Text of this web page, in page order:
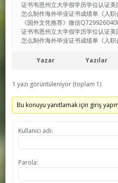
证书韦恩州立大学假学历学位认证美
怎么制作海外毕业证书成绩单《入职
《国外文凭推荐》微信
证书韦恩州立大学假学历学位认证美
怎么制作海外毕业证书成绩单《入
Yazar Yazılar
1 yazı görüntüleniyor (toplam 1)
Bu konuyu yanıtlamak için giriş
Kullanıcı adı:
Parola: